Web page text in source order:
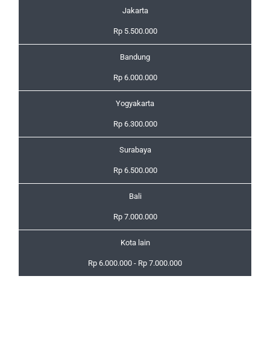
Jakarta
Rp 5.500.000
Bandung
Rp 6.000.000
Yogyakarta
Rp 6.300.000
Surabaya
Rp 6.500.000
Bali
Rp 7.000.000
Kota lain
Rp 6.000.000 - Rp 7.000.000